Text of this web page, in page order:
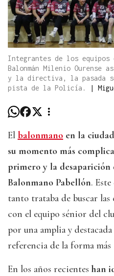
Integrantes de los equipos
Balonmán Milenio Ourense
y la directiva, la pasada
pista de la Policía.
|
El balonmano en la
su momento más
primero y la desaparición
Balonmano Pabellón.
tanto trataba de buscar las
con el equipo sénior del
por una amplia y
referencia de la forma
En los años recientes han